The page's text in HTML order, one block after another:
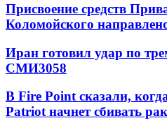
Присвоение средств
Коломойского
Иран готовил удар по
СМИ3058
В Fire Point сказали,
Patriot начнет сбивать